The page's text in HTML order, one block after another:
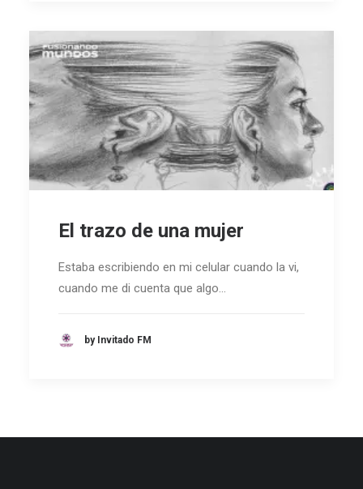
El trazo de una mujer
Estaba escribiendo en mi celular cuando la vi,
cuando me di cuenta que algo…
by Invitado FM